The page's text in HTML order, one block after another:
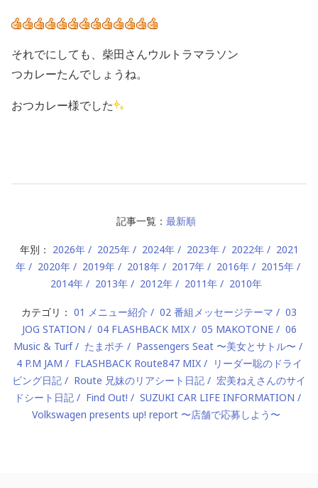
それでにしても、柴田さんウルトラマラソン
つカレーたんでしょうね。
おつカレー様でした
記事一覧： 最新順
年別： 2026年 2025年 2024年 2023年 2022年
2021
年
2020年 2019年 2018年 2017年 2016年
2015年
2014年
2013年 2012年 2011年 2010年
カテゴリ： 01 メニュー紹介 02 番組メッセージテーマ
03
JOG STATION
04 FLASHBACK MIX 05 MAKOTONE
06
Music & Turf
たまポチ
Passengers Seat 〜美女とサトル〜
4 P.M JAM
FLASHBACK Route847 MIX
リーダー聡のドライ
ビング日記
Route 兄妹のリアシート日記
宏美ねえさんのサイ
ドシート日記
Find Out!
SUZUKI CAR LIFE INFORMATION
Volkswagen presents up! report 〜店舗で応募しよう〜